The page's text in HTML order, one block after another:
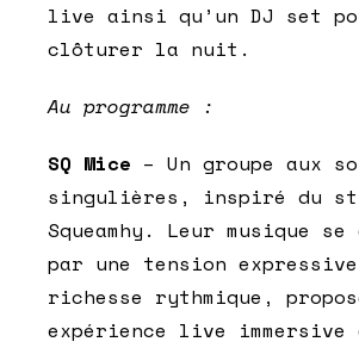
live ainsi qu’un DJ set
clôturer la nuit.
Au programme :
SQ Mice – Un groupe aux
singulières, inspiré du
Squeamhy. Leur musique
par une tension
richesse rythmique,
expérience live immersive